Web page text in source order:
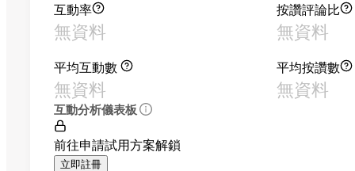
互動率
無資料
按讚評論比
無資料
平均互動數
無資料
平均按讚數
無資料
互動分析儀表板
前往申請試用方案解鎖
立即註冊